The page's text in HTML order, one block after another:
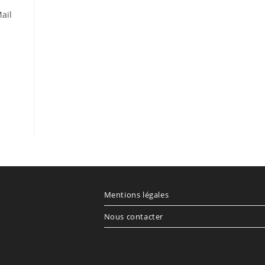
Mentions légales
Nous contacter